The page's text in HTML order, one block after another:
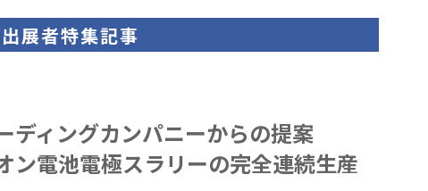
出展者特集記事
ディングカンパニーからの提案
ン電池電極スラリーの完全連続生産